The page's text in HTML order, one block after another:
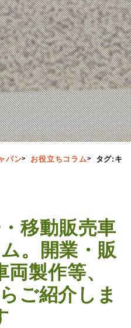
パン お役立ちコラム タグ:キ
移動販売車
。開業・販
製作等、
ご紹介しま